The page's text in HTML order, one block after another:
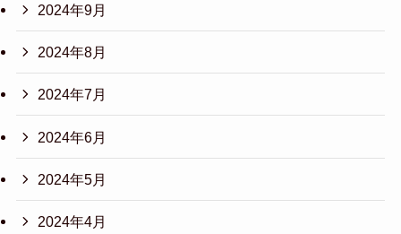
2024年9月
2024年8月
2024年7月
2024年6月
2024年5月
2024年4月